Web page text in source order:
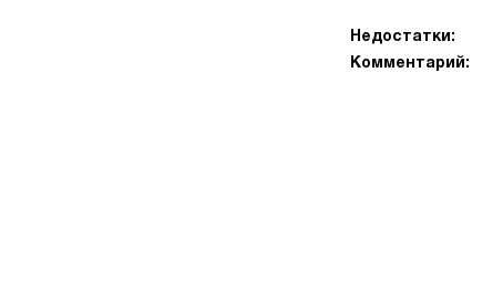
Недостатки:
Комментарий: